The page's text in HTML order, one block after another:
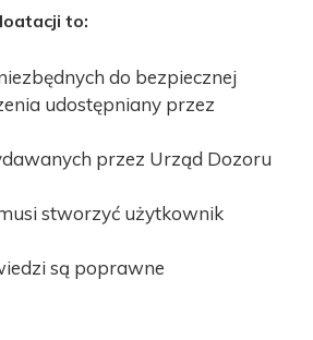
to:
do bezpiecznej
udostępniany przez
przez Urząd Dozoru
stworzyć użytkownik
są poprawne